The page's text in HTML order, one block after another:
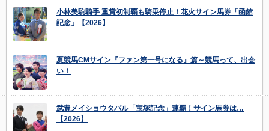
小林美駒騎手 重賞初制覇も騎乗停止！花火サイン馬券「函館
記念」【2026】
夏競馬CMサイン『ファン第一号になる』篇～競馬って、出会
い！
武豊メイショウタバル「宝塚記念」連覇！サイン馬券は…
【2026】